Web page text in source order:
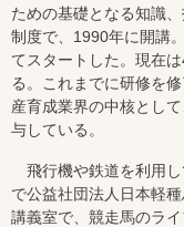
ための基礎となる知識
制度で、1990年に開講
てスタートした。現在
る。これまでに研修を
産育成業界の中核とし
与している。
飛行機や鉄道を利用し
で公益社団法人日本軽
講義室で、競走馬のラ